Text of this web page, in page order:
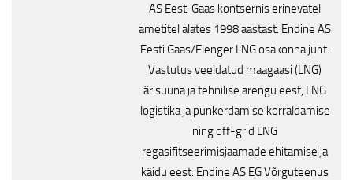
AS Eesti Gaas kontsernis erinevatel
ametitel alates 1998 aastast. Endine AS
Eesti Gaas/Elenger LNG osakonna juht.
Vastutus veeldatud maagaasi (LNG)
ärisuuna ja tehnilise arengu eest, LNG
logistika ja punkerdamise korraldamise
ning off-grid LNG
regasifitseerimisjaamade ehitamise ja
käidu eest. Endine AS EG Võrguteenus